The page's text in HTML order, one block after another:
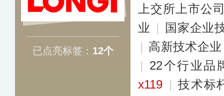
已点亮标签： 12个
上交所上市公
业 |
国家企业
| 高新技术企业
| 22个行业品
x119 | 技术标